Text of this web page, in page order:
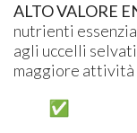
ALTO VALORE
nutrienti
agli uccelli
maggiore attività